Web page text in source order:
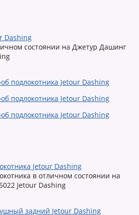
Dashing
состоянии на Джетур Дашинг
Jetour Dashing
в отличном состоянии на
Jetour Dashing